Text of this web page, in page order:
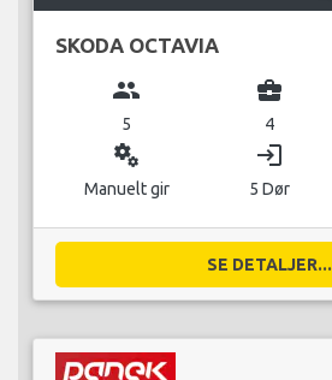
SKODA OCTAVIA
group
5
business_center
4
miscellaneous_services
Manuelt gir
login
5 Dør
SE DETALJER...